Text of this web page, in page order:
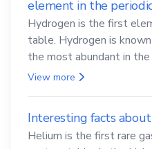
element in the
Hydrogen is the first
table. Hydrogen is
the most abundant in
element for life
View more
Interesting facts
Helium is the first rare